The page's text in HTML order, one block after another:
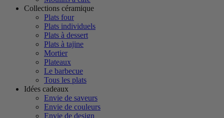
Collections céramique
Plats four
Plats individuels
Plats à dessert
Plats à tajine
Mortier
Plateaux
Le barbecue
Tous les plats
Idées cadeaux
Envie de saveurs
Envie de couleurs
Envie de design